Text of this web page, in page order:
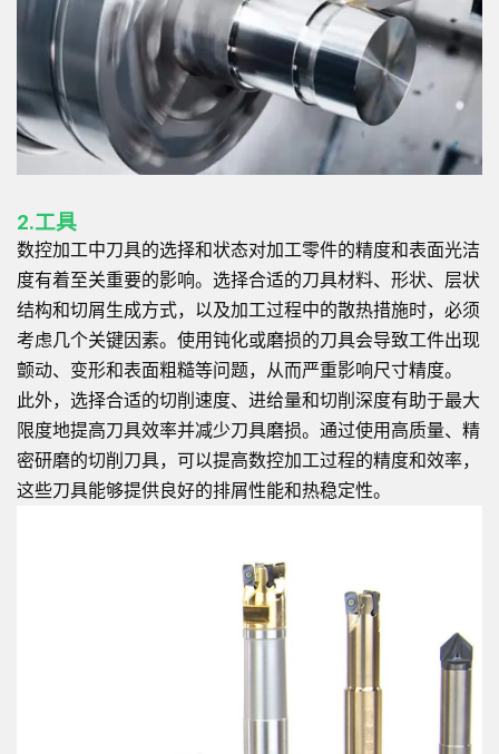
2.工具
数控加工中刀具的选择和状态对加工零件的精度和表面光洁
度有着至关重要的影响。选择合适的刀具材料、形状、层状
结构和切屑生成方式，以及加工过程中的散热措施时，必须
考虑几个关键因素。使用钝化或磨损的刀具会导致工件出现
颤动、变形和表面粗糙等问题，从而严重影响尺寸精度。
此外，选择合适的切削速度、进给量和切削深度有助于最大
限度地提高刀具效率并减少刀具磨损。通过使用高质量、精
密研磨的切削刀具，可以提高数控加工过程的精度和效率，
这些刀具能够提供良好的排屑性能和热稳定性。